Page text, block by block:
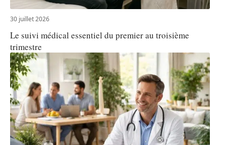
30 juillet 2026
Le suivi médical essentiel du premier au troisième
trimestre